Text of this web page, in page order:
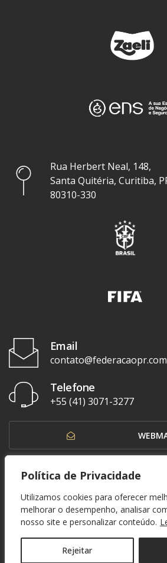
Política de Privacidade
Utilizamos cookies para oferecer
melhorar o desempenho, analisar
nosso site e personalizar conteúdo.
Rejeitar
Rua Herbert Neal, 148,
Santa Quitéria, Curitiba,
80310-330
Email
Telefone
+55 (41) 3071-3277
© 1937 - 2026. Federação Paranaense de Futebol. Todos os